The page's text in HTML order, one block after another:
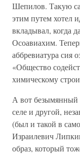
Шепилов. Такую
этим путем хотел
вкладывал, когда
Осоавиахим.
аббревиатура сия
«Общество
химическому
А вот
селе и другой,
(был и такой в
Израилевич
образ, который